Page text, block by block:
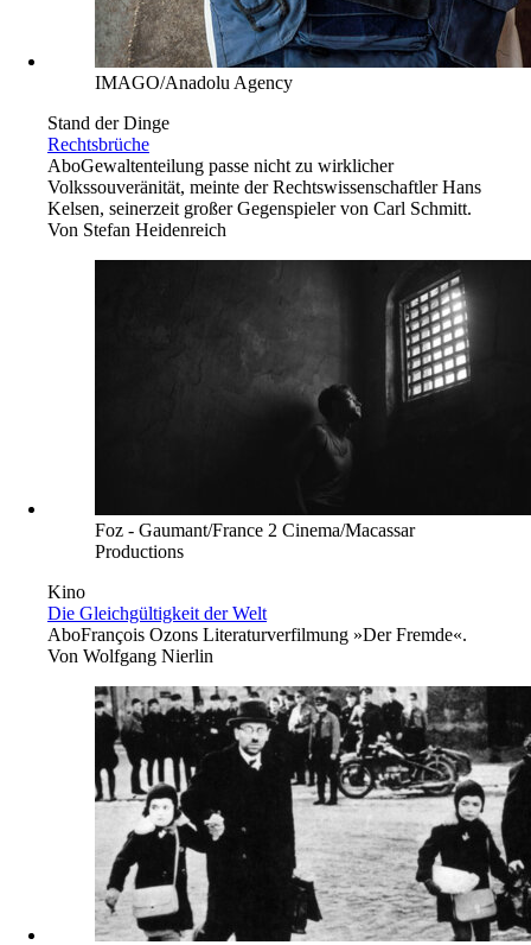
IMAGO/Anadolu Agency
Stand der Dinge
Rechtsbrüche
AboGewaltenteilung passe nicht zu wirklicher
Volkssouveränität, meinte der Rechtswissenschaftler Hans
Kelsen, seinerzeit großer Gegenspieler von Carl Schmitt.
Von Stefan Heidenreich
Foz - Gaumant/France 2 Cinema/Macassar
Productions
Kino
Die Gleichgültigkeit der Welt
AboFrançois Ozons Literaturverfilmung »Der Fremde«.
Von Wolfgang Nierlin